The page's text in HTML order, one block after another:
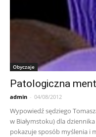
Obyczaje
Patologiczna
admin - 04/08/2012
Wypowiedź sędziego
w Białymstoku) dla
pokazuje sposób myślenia i